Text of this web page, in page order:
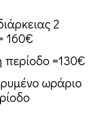
2
160€
=130€
ωράριο